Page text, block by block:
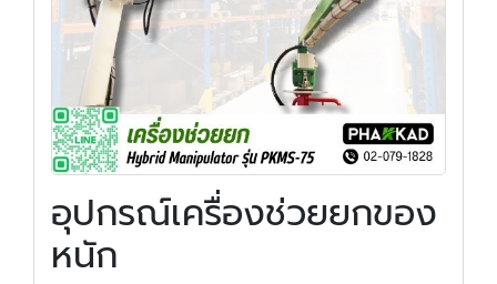
อุปกรณ์เครื่องช่วยยกของ
หนัก